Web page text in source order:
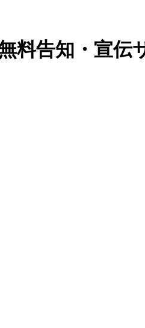
料告知・宣伝